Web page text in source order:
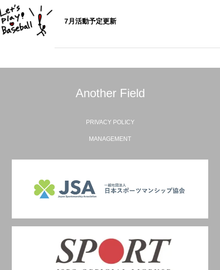
7月活動予定更新
Another Field
PRIVACY POLICY
MANAGEMENT